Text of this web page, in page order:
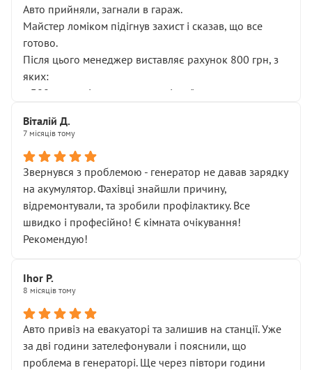
Авто прийняли, загнали в гараж.
Майстер ломіком підігнув захист і сказав, що все
готово.
Після цього менеджер виставляє рахунок 800 грн, з
яких:
• 300 грн — діагностика гальмівної системи
НЕ погоджував
послуга. Тим більше, я був поруч і жодної реальної
діагностики ходової не проводилось. Після
зауваження гроші за цю “послугу” повернули, що
лише підтвердило мою правоту.
Але головне — я виїжджаю з боксу, і скрип у гальмах
залишився таким самим, як і був. Тобто оплачена
Далі ситуація тільки погіршилась:
• сказали, що тепер “потрібно знімати колеса”
• що біля авто стояти вже не можна
• почали озвучувати купу додаткових робіт без
чіткого пояснення
( ну все зняли та доробили) дякую!
Віталій Д.
7 місяців тому
Звернувся з проблемою - генератор не давав зарядку
на акумулятор. Фахівці знайшли причину,
відремонтували, та зробили профілактику. Все
швидко і професійно! Є кімната очікування!
Рекомендую!
Ihor P.
8 місяців тому
Авто привіз на евакуаторі та залишив на станції. Уже
за дві години зателефонували і пояснили, що
проблема в генераторі. Ще через півтори години